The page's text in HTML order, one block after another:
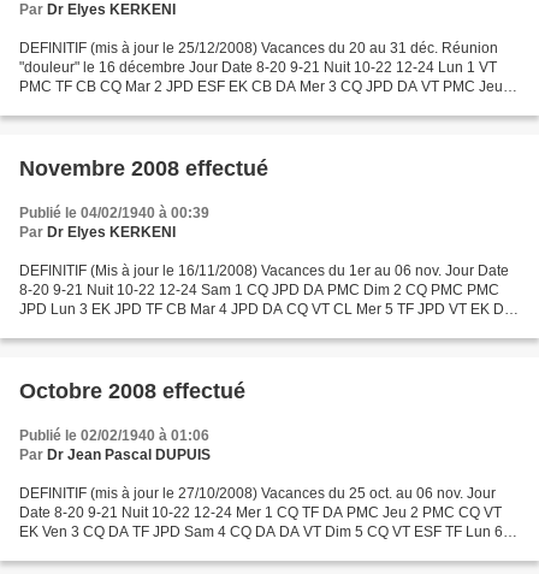
Par Dr Elyes KERKENI
DEFINITIF (mis à jour le 25/12/2008) Vacances du 20 au 31 déc. Réunion
"douleur" le 16 décembre Jour Date 8-20 9-21 Nuit 10-22 12-24 Lun 1 VT
PMC TF CB CQ Mar 2 JPD ESF EK CB DA Mer 3 CQ JPD DA VT PMC Jeu 4
Novembre 2008 effectué
Publié le 04/02/1940 à 00:39
Par Dr Elyes KERKENI
DEFINITIF (Mis à jour le 16/11/2008) Vacances du 1er au 06 nov. Jour Date
8-20 9-21 Nuit 10-22 12-24 Sam 1 CQ JPD DA PMC Dim 2 CQ PMC PMC
JPD Lun 3 EK JPD TF CB Mar 4 JPD DA CQ VT CL Mer 5 TF JPD VT EK DA
Octobre 2008 effectué
Publié le 02/02/1940 à 01:06
Par Dr Jean Pascal DUPUIS
DEFINITIF (mis à jour le 27/10/2008) Vacances du 25 oct. au 06 nov. Jour
Date 8-20 9-21 Nuit 10-22 12-24 Mer 1 CQ TF DA PMC Jeu 2 PMC CQ VT
EK Ven 3 CQ DA TF JPD Sam 4 CQ DA DA VT Dim 5 CQ VT ESF TF Lun 6